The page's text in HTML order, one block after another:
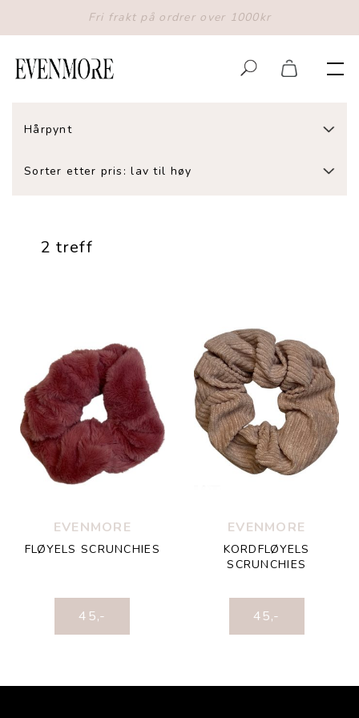
Hårpynt
Sorter etter pris: lav til høy
2 treff
EVENMORE
FLØYELS SCRUNCHIES
45,-
EVENMORE
KORDFLØYELS
SCRUNCHIES
45,-
Fri frakt på ordrer over 1000kr